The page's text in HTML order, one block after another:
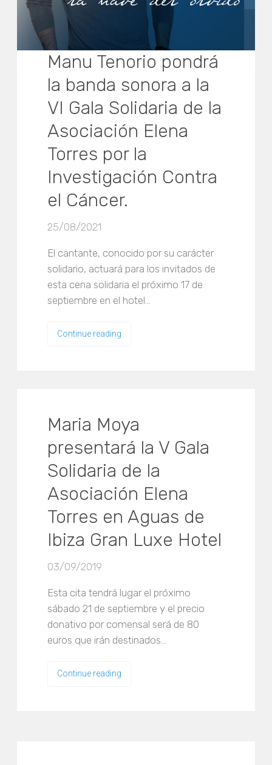
Manu Tenorio pondrá
la banda sonora a la
VI Gala Solidaria de la
Asociación Elena
Torres por la
Investigación Contra
el Cáncer.
25/08/2021
El cantante, conocido por su carácter
solidario, actuará para los invitados de
esta cena solidaria el próximo 17 de
septiembre en el hotel…
Continue reading
Maria Moya
presentará la V Gala
Solidaria de la
Asociación Elena
Torres en Aguas de
Ibiza Gran Luxe Hotel
03/09/2019
Esta cita tendrá lugar el próximo
sábado 21 de septiembre y el precio
donativo por comensal será de 80
euros que irán destinados…
Continue reading